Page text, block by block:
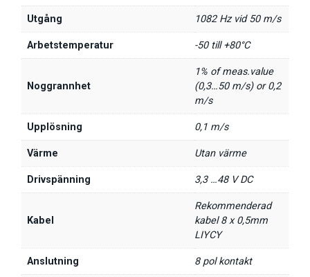
Utgång 1082 Hz vid 50 m/s
Arbetstemperatur -50 till +80°C
Noggrannhet
1% of meas.value
(0,3…50 m/s) or 0,2
m/s
Upplösning 0,1 m/s
Värme Utan värme
Drivspänning 3,3 …48 V DC
Kabel
Rekommenderad
kabel 8 x 0,5mm
LIYCY
Anslutning 8 pol kontakt